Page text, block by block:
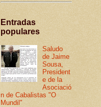
Entradas
populares
Saludo
de Jaime
Sousa,
President
e de la
Asociació
n de Cabalistas "O
Mundil"